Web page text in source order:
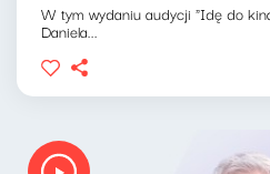
W tym wydaniu audycji "Idę do
Daniela...